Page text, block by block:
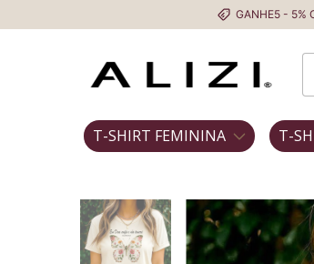
GANHE5 - 5% OFF NA
T-SHIRT FEMININA T-